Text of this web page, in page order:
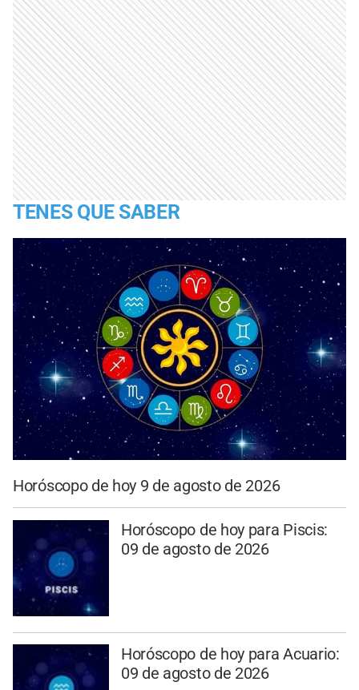
TENES QUE SABER
Horóscopo de hoy 9 de agosto de 2026
Horóscopo de hoy para Piscis:
09 de agosto de 2026
Horóscopo de hoy para Acuario:
09 de agosto de 2026